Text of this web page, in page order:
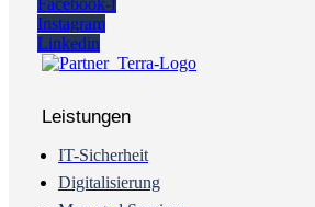
Instagram
Linkedin
Leistungen
IT-Sicherheit
Digitalisierung